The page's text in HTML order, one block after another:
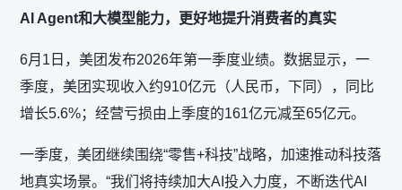
AI Agent和大模型能力，更好地提升消费者的真实
6月1日，美团发布2026年第一季度业绩。数据显示，一
季度，美团实现收入约910亿元（人民币，下同），同比
增长5.6%；经营亏损由上季度的161亿元减至65亿元。
一季度，美团继续围绕“零售+科技”战略，加速推动科技落
地真实场景。“我们将持续加大AI投入力度，不断迭代AI